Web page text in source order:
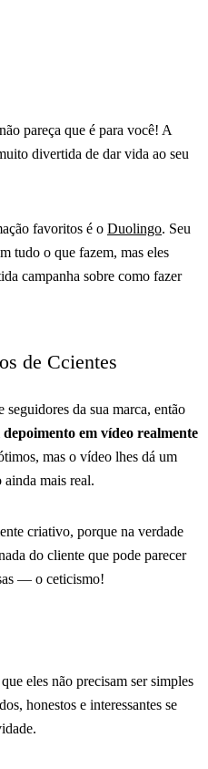
pareça que é para você! A
divertida de dar vida ao seu
favoritos é o Duolingo. Seu
tudo o que fazem, mas eles
campanha sobre como fazer
de Ccientes
da sua marca, então
depoimento em vídeo realmente
mas o vídeo lhes dá um
ainda mais real.
criativo, porque na verdade
do cliente que pode parecer
— o ceticismo!
eles não precisam ser simples
honestos e interessantes se